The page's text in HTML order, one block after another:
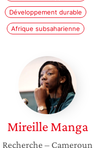
Développement durable
Afrique subsaharienne
Mireille
Manga
Mireille Manga
Recherche – Cameroun